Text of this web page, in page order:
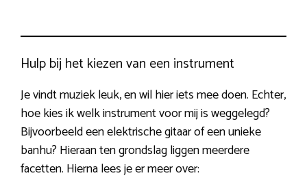
Hulp bij het kiezen van een instrument
Je vindt muziek leuk, en wil hier iets mee doen. Echter,
hoe kies ik welk instrument voor mij is weggelegd?
Bijvoorbeeld een elektrische gitaar of een unieke
banhu? Hieraan ten grondslag liggen meerdere
facetten. Hierna lees je er meer over: